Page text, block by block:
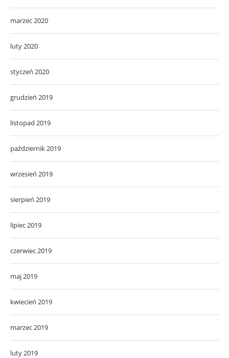
marzec 2020
luty 2020
styczeń 2020
grudzień 2019
listopad 2019
październik 2019
wrzesień 2019
sierpień 2019
lipiec 2019
czerwiec 2019
maj 2019
kwiecień 2019
marzec 2019
luty 2019